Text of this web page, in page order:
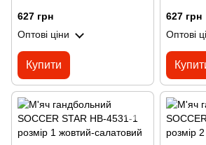
627 грн
Оптові ціни
Купити
627 грн
Оптові